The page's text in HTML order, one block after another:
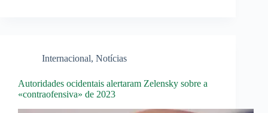
Internacional, Notícias
Autoridades ocidentais alertaram Zelensky sobre a
«contraofensiva» de 2023